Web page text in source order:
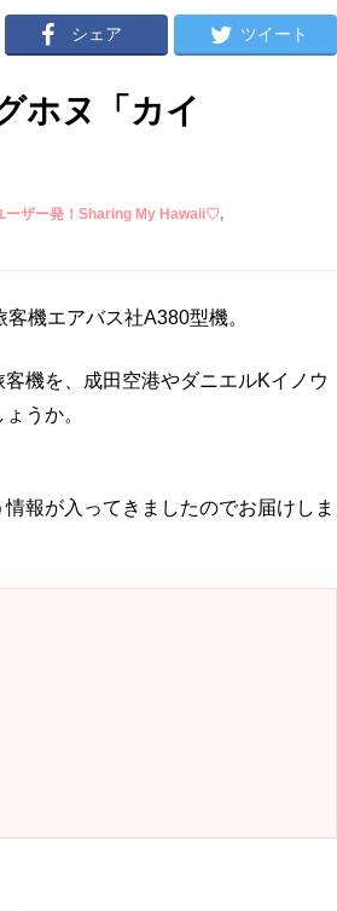
シェア ツイート
ホヌ「カイ
ーザー発！Sharing My Hawaii♡
機エアバス社A380型機。
機を、成田空港やダニエルKイノウ
うか。
報が入ってきましたのでお届けしま